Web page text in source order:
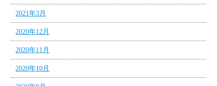
2021年3月
2020年12月
2020年11月
2020年10月